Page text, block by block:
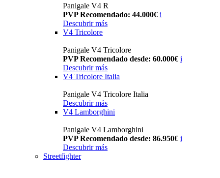
Panigale V4 R
PVP Recomendado: 44.000€ i
Descubrir más
V4 Tricolore
Panigale V4 Tricolore
PVP Recomendado desde: 60.000€ i
Descubrir más
V4 Tricolore Italia
Panigale V4 Tricolore Italia
Descubrir más
V4 Lamborghini
Panigale V4 Lamborghini
PVP Recomendado desde: 86.950€ i
Descubrir más
Streetfighter